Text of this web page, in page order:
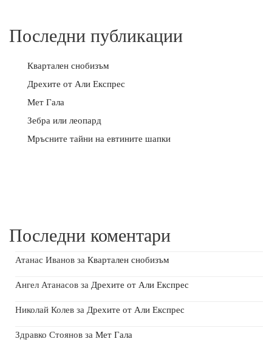
Последни публикации
Квартален снобизъм
Дрехите от Али Експрес
Мет Гала
Зебра или леопард
Мръсните тайни на евтините шапки
Последни коментари
Атанас Иванов за Квартален снобизъм
Ангел Атанасов за Дрехите от Али Експрес
Николай Колев за Дрехите от Али Експрес
Здравко Стоянов за Мет Гала